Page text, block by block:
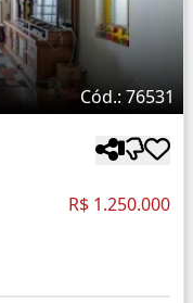
Cód.: 76531
R$ 1.250.000